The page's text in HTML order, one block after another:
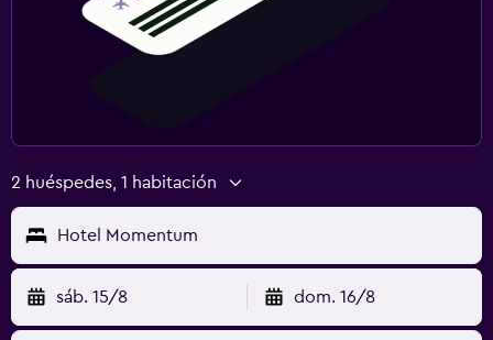
2 huéspedes, 1 habitación
Hotel Momentum
sáb. 15/8 dom. 16/8